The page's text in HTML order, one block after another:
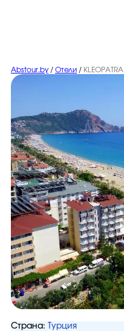
Abstour.by / Отели / KLEOPATRA
Страна:
Турция